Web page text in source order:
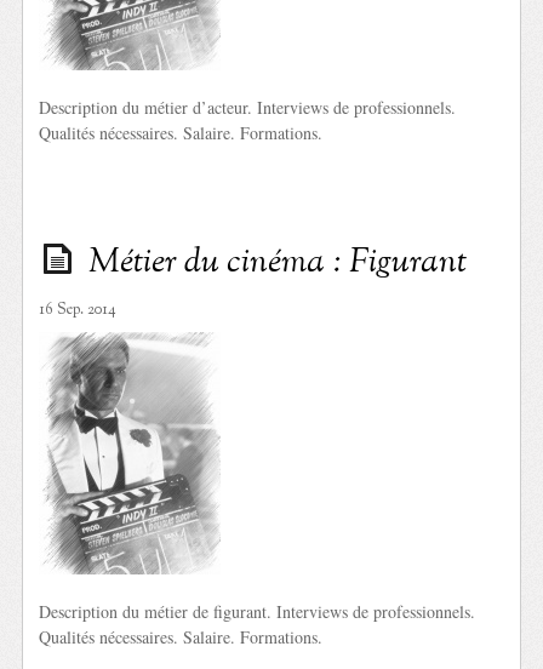
Description du métier d’acteur. Interviews de professionnels.
Qualités nécessaires. Salaire. Formations.
Métier du cinéma : Figurant
16 Sep. 2014
Description du métier de figurant. Interviews de professionnels.
Qualités nécessaires. Salaire. Formations.